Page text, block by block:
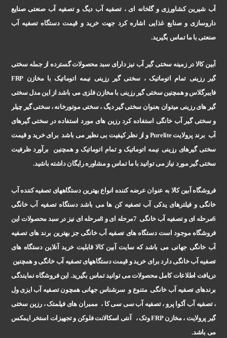
آب شیرین کشاورزی و گلخانه ای ، تصفیه آب دیگ و تصفیه آب صنعتی صنایع
داروسازی و صنایع غذایی اشاره کرد جهت خرید و قیمت دستگاه تصفیه آب
صنعتی با ما تماس بگیرید.
آبین کالا در زمینه سختی گیر آب نیز دارای سبد محصولات گسترده از جمله سختی
گیر رزینی تمام اتوماتیک ، سختی گیر رزینی نیمه اتوماتیک با مخازن
فایبرگلاس و همچنین سختی گیر رزینی با مخازن فلزی می باشد از این مدل سختی
گیر های رزینی میتوان بعنوان سختی گیر دیگ ، سختی موتورخانه ، سختی گیر چیلر
و سختی گیر آب خانگی استفاده کرد رزین های مورد استفاده در سختی گیرهای
آب برند پرولایتPurelite
و از نظر کیفیت بی نظیر می باشد برای خرید و قیمت
سختی گیرهای رزینی نیمه اتوماتیک و تمام اتوماتیک و همچنین برآورد ظرفیت
سختی گیر مورد نیاز می توانید با ما تماس و مشاوره رایگان داشته باشید.
فروشگاه آبین کالا به عنوان عرضه کننده انواع بهترین دستگاههای تصفیه کننده آب
خانگی و فیلترهای یدکی آب تصفیه کن ها می باشد دستگاه تصفیه آب خانگی
6مرحله ای و تصفیه آب خانگی 7مرحله ای و 8مرحله ای نیز در سبد محصولات این
فروشگاه موجود است دستگاه های تصفیه آب خانگی جز بهترین برند های تصفیه
آب خانگی جهانی می باشد که سایت آبین کالا قابلیت خرید آنلاین دستگاه های
تصفیه آب خانگی دارد برای خرید و قیمت دستگاههای تصفیه آب خانگی و همچنین
دریافت اطلاعات کامل محصولات می توانید تماس بگیرید. این فروشگاه نمایندگی
برندهای تصفیه آب خانگی متنوع و سرشناس جهانی همچون تصفیه آب ایزی ول
، تصفیه آب آکوا پرو ، تصفیه آب سی سی کا ، ممبران های فیلمتک ، رزین سختی
گیر پرولایت ، مخازن FRP
وتک ، آنتی اسکالانت فلوکن و تجهیزات استخر ایمکس
می باشد.